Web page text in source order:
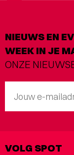
NIEUWS EN
WEEK IN JE
ONZE
Jouw e-
VOLG SPOT